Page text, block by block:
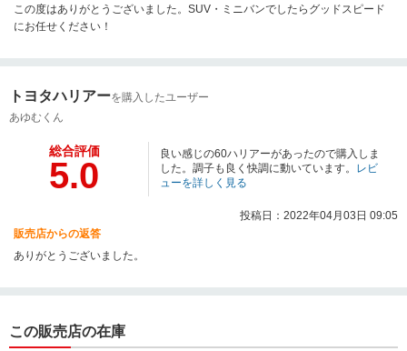
この度はありがとうございました。SUV・ミニバンでしたらグッドスピード
にお任せください！
トヨタハリアーを購入したユーザー
あゆむくん
総合評価
5.0
良い感じの60ハリアーがあったので購入しま
した。調子も良く快調に動いています。 レビ
ューを詳しく見る
投稿日：2022年04月03日 09:05
販売店からの返答
ありがとうございました。
この販売店の在庫